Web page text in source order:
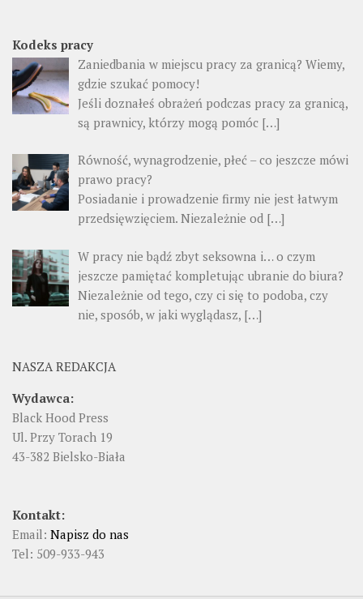
Kodeks pracy
Zaniedbania w miejscu pracy za granicą? Wiemy,
gdzie szukać pomocy!
Jeśli doznałeś obrażeń podczas pracy za granicą,
są prawnicy, którzy mogą pomóc […]
Równość, wynagrodzenie, płeć – co jeszcze mówi
prawo pracy?
Posiadanie i prowadzenie firmy nie jest łatwym
przedsięwzięciem. Niezależnie od […]
W pracy nie bądź zbyt seksowna i… o czym
jeszcze pamiętać kompletując ubranie do biura?
Niezależnie od tego, czy ci się to podoba, czy
nie, sposób, w jaki wyglądasz, […]
NASZA REDAKCJA
Wydawca:
Black Hood Press
Ul. Przy Torach 19
43-382 Bielsko-Biała
Kontakt:
Email: Napisz do nas
Tel: 509-933-943